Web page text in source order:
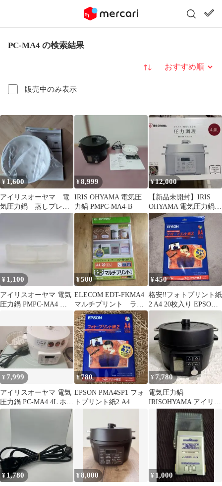
PC-MA4 の検索結果
販売中のみ表示
並び替え
¥ 1,600
アイリスオーヤマ 電
気圧力鍋 蒸しプレー
ト PC-MA4用
¥8,999
IRIS OHYAMA 電気圧
力鍋 PMPC-MA4-B
¥12,000
【新品未開封】IRIS
OHYAMA 電気圧力鍋
PC-MA4-W 4.0L
¥ 1,100
アイリスオーヤマ 電気
圧力鍋 PMPC-MA4 蒸
¥500
ELECOM EDT-FKMA4
マルチプリント ラベ
ルシール 新品未開封
¥450
格安‼️フォトプリント紙
2 A4 20枚入り EPSON
PMA4SP1
¥ 7,999
アイリスオーヤマ 電気
圧力鍋 PC-MA4 4L ホワ
イト 蒸しプレート付
¥780
EPSON PMA4SP1 フォ
トプリント紙2 A4
¥7,780
電気圧力鍋
IRISOHYAMA アイリス
オーヤマ KPC-MA4-B
¥1,780 ¥8,000 ¥ 1,000